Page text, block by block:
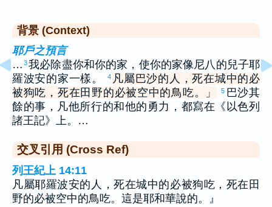
背景 (Context)
耶戶之預言
… 3我必除盡你和你的家，使你的家像尼八的兒子耶
羅波安的家一樣。
4 凡屬巴沙的人，死在城中的必
被狗吃，死在田野的必被空中的鳥吃。」
5 巴沙其
餘的事，凡他所行的和他的勇力，都寫在《以色列
諸王記》上。…
交叉引用 (Cross Ref)
列王紀上 14:11
凡屬耶羅波安的人，死在城中的必被狗吃，死在田
野的必被空中的鳥吃。這是耶和華說的。』